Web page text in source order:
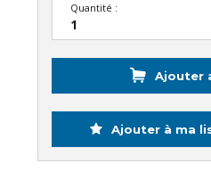
Quantité :
Ajouter
Ajouter à ma